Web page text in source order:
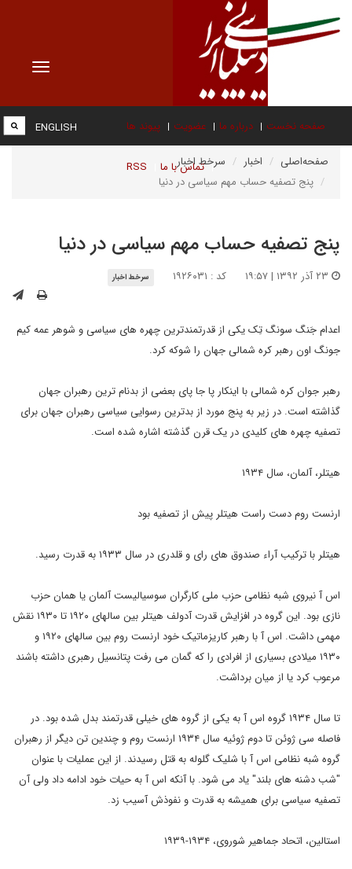
Toggle
صفحه نخست درباره ما عضویت پیوند ها
تماس با ما RSS
ENGLISH
صفحه‌اصلی اخبار
سرخط اخبار
پنج تصفیه حساب‌ مهم سیاسی در دنیا
پنج تصفیه حساب‌ مهم سیاسی در دنیا
کد : ۱۹۲۶۰۳۱ سرخط اخبار
اعدام جَنگ سونگ تِک یکی از قدرتمندترین چهره های سیاسی و شوهر عمه کیم
جونگ اون رهبر کره شمالی جهان را شوکه کرد.
رهبر جوان کره شمالی با اینکار پا جا پای بعضی از بدنام ترین رهبران جهان
گذاشته است. در زیر به پنج مورد از بدترین رسوایی سیاسی رهبران جهان برای
تصفیه چهره های کلیدی در یک قرن گذشته اشاره شده است.
هیتلر، آلمان، سال ۱۹۳۴
ارنست روم دست راست هیتلر پیش از تصفیه بود
هیتلر با ترکیب آراء صندوق های رای و قلدری در سال ۱۹۳۳ به قدرت رسید.
اس آ نیروی شبه نظامی حزب ملی کارگران سوسیالیست آلمان یا همان حزب
نازی بود. این گروه در افزایش قدرت آدولف هیتلر بین سالهای ۱۹۲۰ تا ۱۹۳۰ نقش
مهمی داشت. اس آ با رهبر کاریزماتیک خود ارنست روم بین سالهای ۱۹۲۰ و
۱۹۳۰ میلادی بسیاری از افرادی را که گمان می رفت پتانسیل رهبری داشته باشند
مرعوب کرد یا از میان برداشت.
تا سال ۱۹۳۴ گروه اس آ به یکی از گروه های خیلی قدرتمند بدل شده بود. در
فاصله سی ژوئن تا دوم ژوئیه سال ۱۹۳۴ ارنست روم و چندین تن دیگر از رهبران
گروه شبه نظامی اس آ با شلیک گلوله به قتل رسیدند. از این عملیات با عنوان
"شب دشنه های بلند" یاد می شود. با آنکه اس آ به حیات خود ادامه داد ولی آن
تصفیه سیاسی برای همیشه به قدرت و نفوذش آسیب زد.
استالین، اتحاد جماهیر شوروی، ۱۹۳۴-۱۹۳۹